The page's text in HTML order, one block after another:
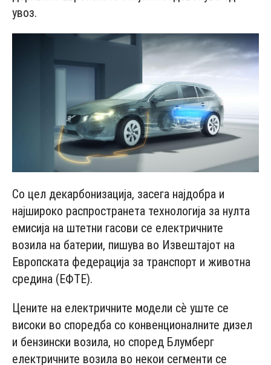
увоз.
Со цел декарбонизација, засега најдобра и
најшироко распространета технологија за нулта
емисија на штетни гасови се електричните
возила на батерии, пишува во Извештајот на
Европската федерација за транспорт и животна
средина (ЕФТЕ).
Цените на електричните модели сѐ уште се
високи во споредба со конвенционалните дизел
и бензински возила, но според Блумберг
електричните возила во некои сегменти се